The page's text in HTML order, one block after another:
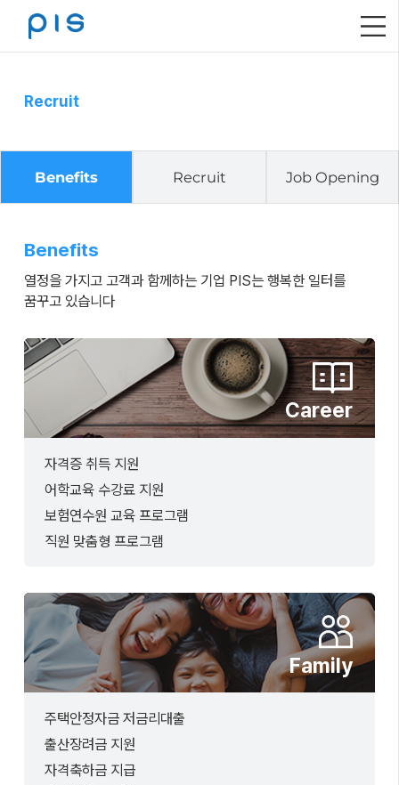
메
열
Recruit
Benefits Recruit Job Opening
Benefits
열정을 가지고 고객과 함께하는 기업 PIS는 행복한 일터를
꿈꾸고 있습니다
Career
자격증 취득 지원
어학교육 수강료 지원
보험연수원 교육 프로그램
직원 맞춤형 프로그램
Family
주택안정자금 저금리대출
출산장려금 지원
자격축하금 지급